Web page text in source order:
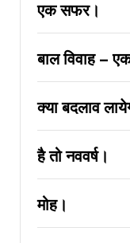
एक सफर।
बाल विवाह –
क्या बदलाव
है तो नववर्ष।
मोह।